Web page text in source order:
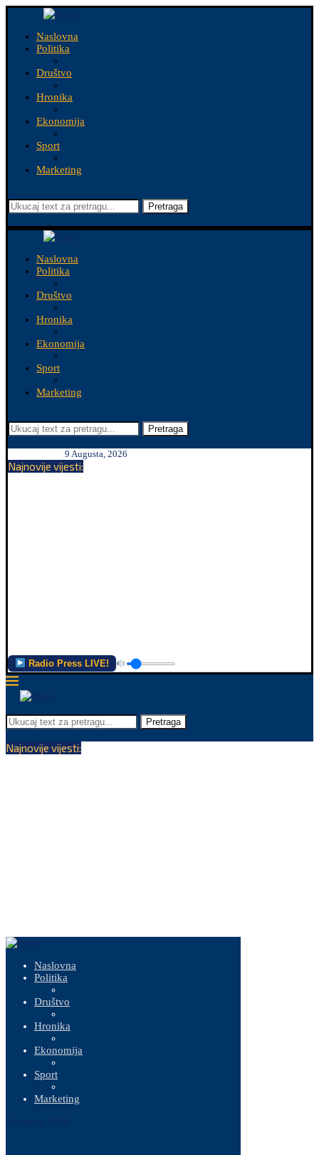
Naslovna
Politika
Društvo
Hronika
Ekonomija
Sport
Marketing
Pretraga
Naslovna
Politika
Društvo
Hronika
Ekonomija
Sport
Marketing
Pretraga
9 Augusta, 2026
Najnovije vijesti:
Radio Press LIVE!
Pretraga
Najnovije vijesti:
Naslovna
Politika
Društvo
Hronika
Ekonomija
Sport
Marketing